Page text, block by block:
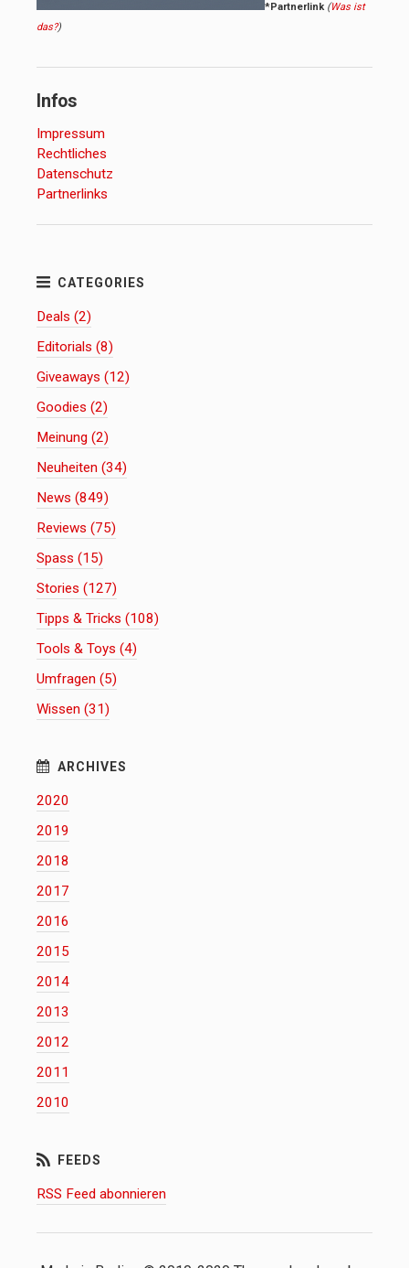
*Partnerlink (Was ist
das?)
Infos
Impressum
Rechtliches
Datenschutz
Partnerlinks
Deals (2)
Editorials (8)
Giveaways (12)
Goodies (2)
Meinung (2)
Neuheiten (34)
News (849)
Reviews (75)
Spass (15)
Stories (127)
Tipps & Tricks (108)
Tools & Toys (4)
Umfragen (5)
Wissen (31)
2020
2019
2018
2017
2016
2015
2014
2013
2012
2011
2010
RSS Feed abonnieren